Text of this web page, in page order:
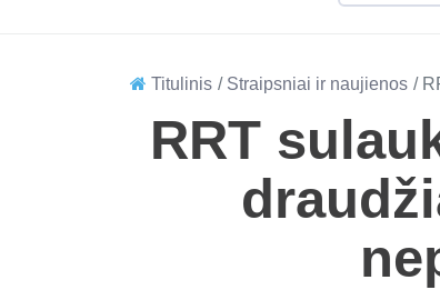
Titulinis Straipsniai ir naujienos
RRT